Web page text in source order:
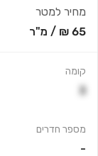
מחיר למטר
65 ₪
/ מ"ר
קומה
3
מספר חדרים
-